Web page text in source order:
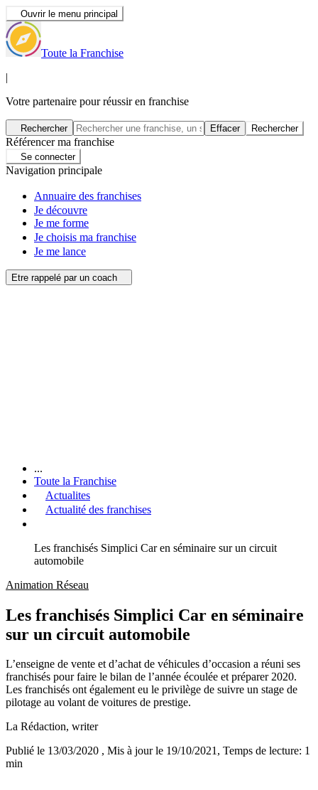
Ouvrir le menu principal
Toute la Franchise
|
Votre partenaire pour réussir en franchise
Rechercher Effacer Rechercher
Référencer ma franchise
Se connecter
Navigation principale
Annuaire des franchises
Je découvre
Je me forme
Je choisis ma franchise
Je me lance
Etre rappelé par un coach
...
Toute la Franchise
Actualites
Actualité des franchises
Les franchisés Simplici Car en séminaire sur un circuit
automobile
Animation Réseau
Les franchisés Simplici Car en séminaire
sur un circuit automobile
L’enseigne de vente et d’achat de véhicules d’occasion a réuni ses
franchisés pour faire le bilan de l’année écoulée et préparer 2020.
Les franchisés ont également eu le privilège de suivre un stage de
pilotage au volant de voitures de prestige.
La Rédaction, writer
Publié le 13/03/2020 , Mis à jour le 19/10/2021, Temps de lecture: 1
min